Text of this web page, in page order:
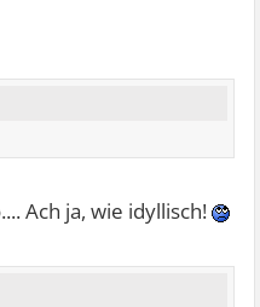
Ach ja, wie idyllisch!